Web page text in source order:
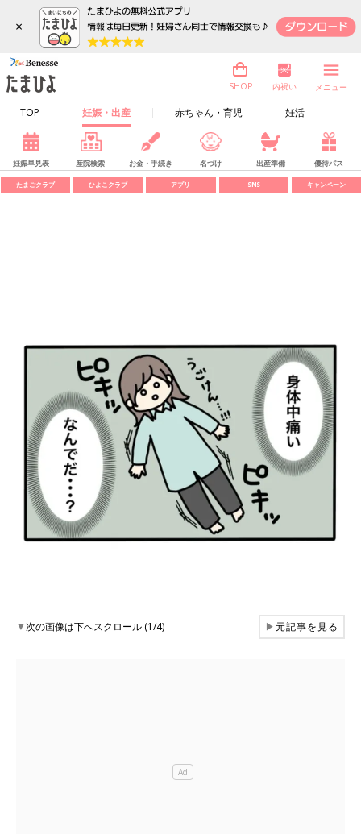
×
TOP 妊娠・出産 赤ちゃん・育児 妊活
SHOP 内祝い メニュー
妊娠早見表 産院検索 お金・手続き 名づけ 出産準備 優待パス
たまごクラブ ひよこクラブ アプリ SNS キャンペーン
▼次の画像は下へスクロール (1/4) ▶元記事を見る